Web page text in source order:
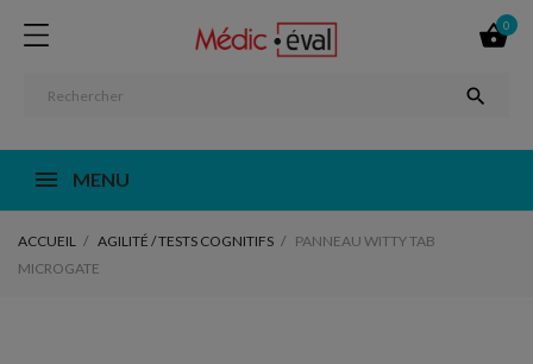

0

MENU
ACCUEIL AGILITÉ / TESTS COGNITIFS
PANNEAU WITTY TAB
MICROGATE